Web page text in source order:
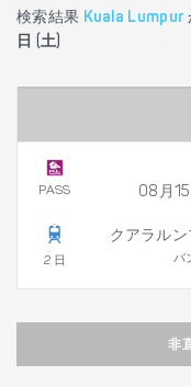
検索結果 Kuala Lumpur
日 (土)
PASS
2 日
08月
クアラル
バ
非